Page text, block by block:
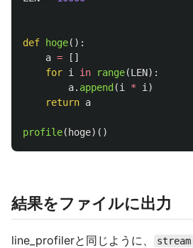
def hoge():
a =
[]
for i in range(LEN):
a. append (i * i )
return a
profile( hoge)()
結果をファイルに出力
line_profilerと同じように、 stream